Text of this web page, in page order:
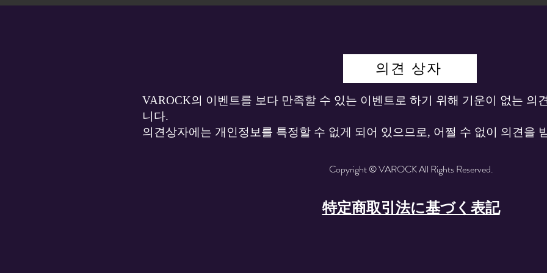
의견 상자
VAROCK의 이벤트를 보다 만족할 수 있는 이벤트로 하기 위해 기운이 없는 의
니다.
의견상자에는 개인정보를 특정할 수 없게 되어 있으므로, 어쩔 수 없이 의견을
Copyright © VAROCK All Rights Reserved.
特定商取引法に基づく表記